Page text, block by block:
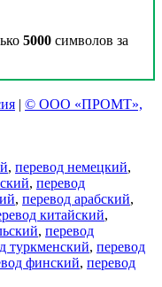
5000 символов за
| © ООО «ПРОМТ»,
, перевод немецкий,
, перевод
, перевод арабский,
китайский,
, перевод
туркменский, перевод
финский, перевод